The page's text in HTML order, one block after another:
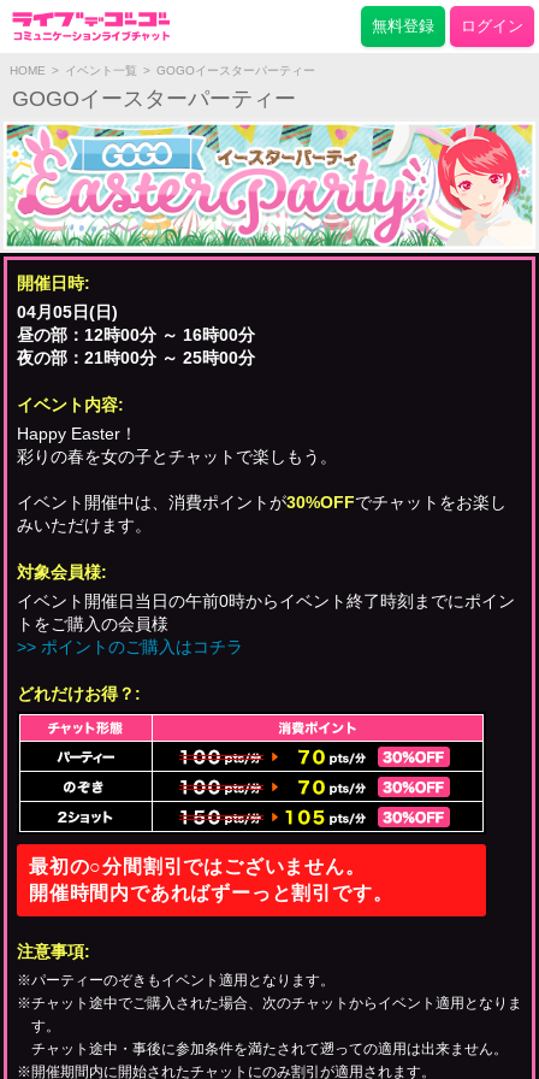
無料登録 ログイン
HOME > イベント一覧 > GOGOイースターパーティー
GOGOイースターパーティー
開催日時:
04月05日(日)
昼の部：12時00分 ～ 16時00分
夜の部：21時00分 ～ 25時00分
イベント内容:
Happy Easter！
彩りの春を女の子とチャットで楽しもう。
イベント開催中は、消費ポイントが30%OFFでチャットをお楽し
みいただけます。
対象会員様:
イベント開催日当日の午前0時からイベント終了時刻までにポイン
トをご購入の会員様
>> ポイントのご購入はコチラ
どれだけお得？:
最初の○分間割引ではございません。
開催時間内であればずーっと割引です。
注意事項:
※パーティーのぞきもイベント適用となります。
※チャット途中でご購入された場合、次のチャットからイベント適用となりま
す。
チャット途中・事後に参加条件を満たされて遡っての適用は出来ません。
※開催期間内に開始されたチャットにのみ割引が適用されます。